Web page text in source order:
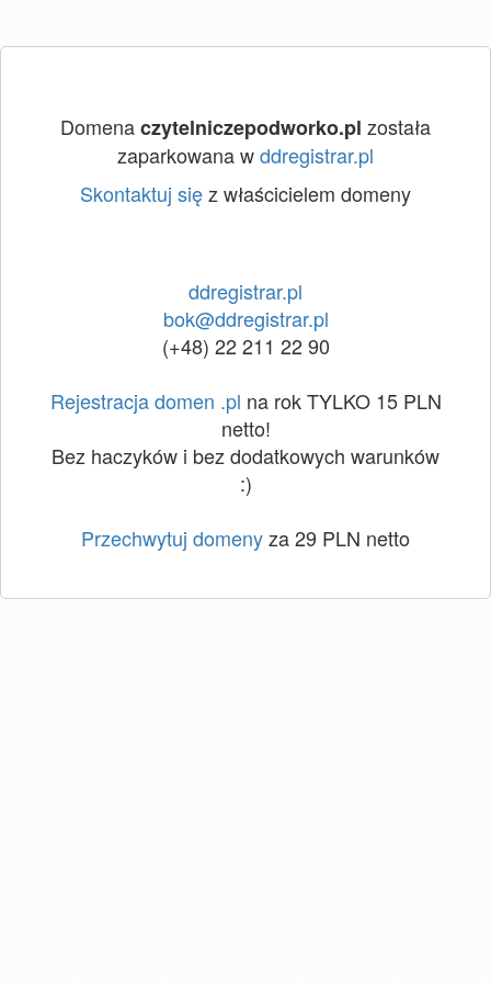
Domenaczytelniczepodworko.pl została
zaparkowana wddregistrar.pl
Skontaktuj sięz właścicielem domeny
ddregistrar.pl
bok@ddregistrar.pl
(+48) 22 211 22 90
Rejestracja domen .pl na rok TYLKO 15 PLN
netto!
Bez haczyków i bez dodatkowych warunków
:)
Przechwytuj domenyza 29 PLN netto